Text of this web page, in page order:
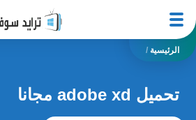
الرئيسية /
تحميل adobe xd مجانا